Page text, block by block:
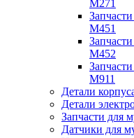
M271
M451
M452
M911
Детали
Детали
Запчасти для
Датчики для